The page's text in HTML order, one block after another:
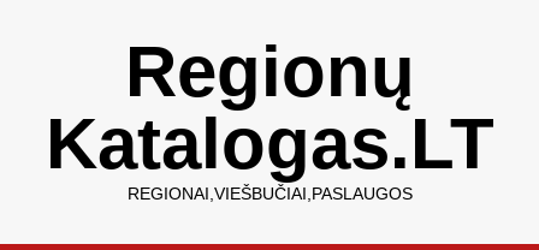
Regionų
Katalogas.LT
REGIONAI,VIEŠBUČIAI,PASLAUGOS